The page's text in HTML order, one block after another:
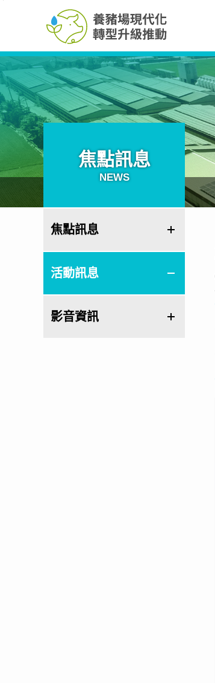
養
升
級
網
跳
焦點訊息
NEWS
焦點訊息
活動訊息
影音資訊